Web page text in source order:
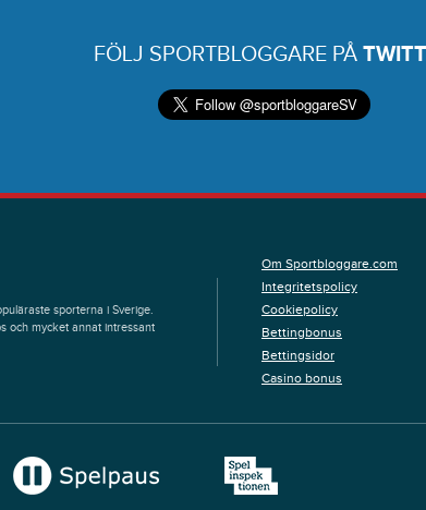
FÖLJ SPORTBLOGGARE PÅ
sporterna i Sverige.
och mycket annat intressant
Om Sportbloggare.com
Integritetspolicy
Cookiepolicy
Bettingbonus
Bettingsidor
Casino bonus